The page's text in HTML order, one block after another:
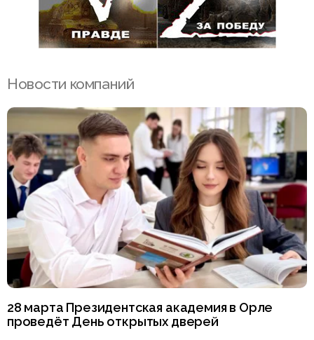
Новости компаний
28 марта Президентская академия в Орле
проведёт День открытых дверей